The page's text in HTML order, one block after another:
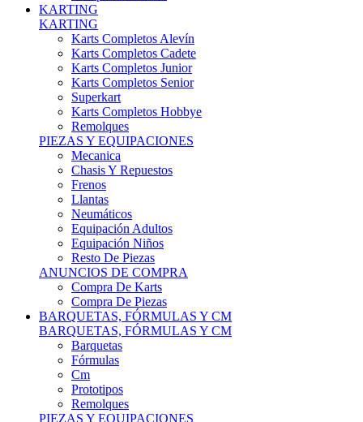
KARTING
Karts Completos Alevín
Karts Completos Cadete
Karts Completos Junior
Karts Completos Senior
Superkart
Karts Completos Hobbye
Remolques
PIEZAS Y EQUIPACIONES
Mecanica
Chasis Y Repuestos
Frenos
Llantas
Neumáticos
Equipación Adultos
Equipación Niños
Resto De Piezas
ANUNCIOS DE COMPRA
Compra De Karts
Compra De Piezas
BARQUETAS, FÓRMULAS Y CM
BARQUETAS, FÓRMULAS Y CM
Barquetas
Fórmulas
Cm
Prototipos
Remolques
PIEZAS Y EQUIPACIONES
Mecánica